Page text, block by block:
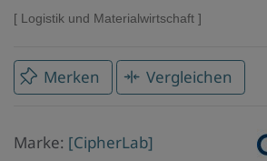
Logistik und Materialwirtschaft
Merken Vergleichen
Marke: [CipherLab]